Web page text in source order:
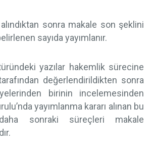
alındıktan sonra makale son şeklini
sayıda yayımlanır.
yazılar hakemlik sürecine
değerlendirildikten sonra
birinin incelemesinden
yayımlanma kararı alınan bu
sonraki süreçleri makale